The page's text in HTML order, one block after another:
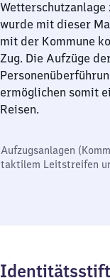
Wetterschutzanlage
wurde mit dieser
mit der Kommune
Zug. Die Aufzüge
ermöglichen somit
Reisen.
Aufzugsanlagen
taktilem Leitstreifen